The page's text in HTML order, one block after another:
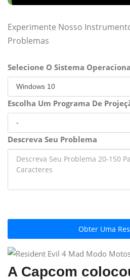
Experimente Nosso
Problemas
Selecione O Sistema
Escolha Um Programa De
Descreva Seu Problema
Obter Uma
A Capcom